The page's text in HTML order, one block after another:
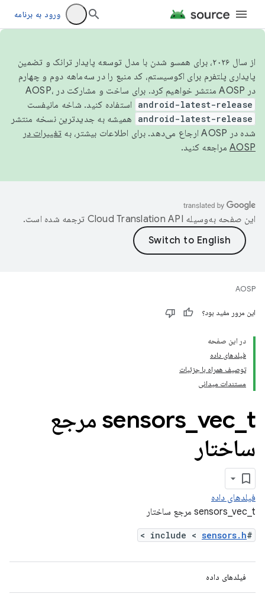
ورود به برنامه
از سال ۲۰۲۶، برای همسو شدن با مدل توسعه پایدار ترانک و تضمین
پایداری پلتفرم برای اکوسیستم، کد منبع را در سه‌ماهه دوم و چهارم
در AOSP منتشر خواهیم کرد. برای ساخت و مشارکت در AOSP،
android-latest-release استفاده کنید. شاخه مانیفست
android-latest-release
همیشه به جدیدترین نسخه منتشر
شده در AOSP ارجاع می‌دهد. برای اطلاعات بیشتر، به
تغییرات در
AOSP مراجعه کنید.
این صفحه به‌وسیله ترجمه شده است.
AOSP
این مرور مفید بود؟
در این صفحه
فیلدهای داده
توصیف همراه با جزئیات
مستندات میدانی
sensors vec
t مرجع
ساختار
فیلدهای داده
sensors_vec_t مرجع ساختار
#include <
sensors.h
>
فیلدهای داده